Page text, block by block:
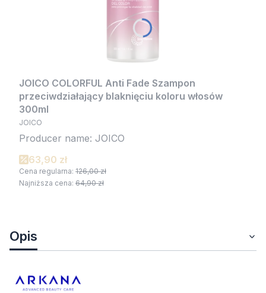
JOICO COLORFUL Anti Fade Szampon
przeciwdziałający blaknięciu koloru włosów
300ml
JOICO
Producer name: JOICO
63,90 zł
Cena regularna: 126,00 zł
Najniższa cena: 64,90 zł
Opis